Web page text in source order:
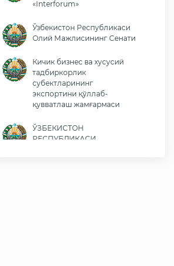
«Interforum»
Ўзбекистон Республикаси
Олий Мажлисининг Сенати
Кичик бизнес ва хусусий
тадбиркорлик
субектларининг
экспортини қўллаб-
қувватлаш жамғармаси
ЎЗБЕКИСТОН
РЕСПУБЛИКАСИ